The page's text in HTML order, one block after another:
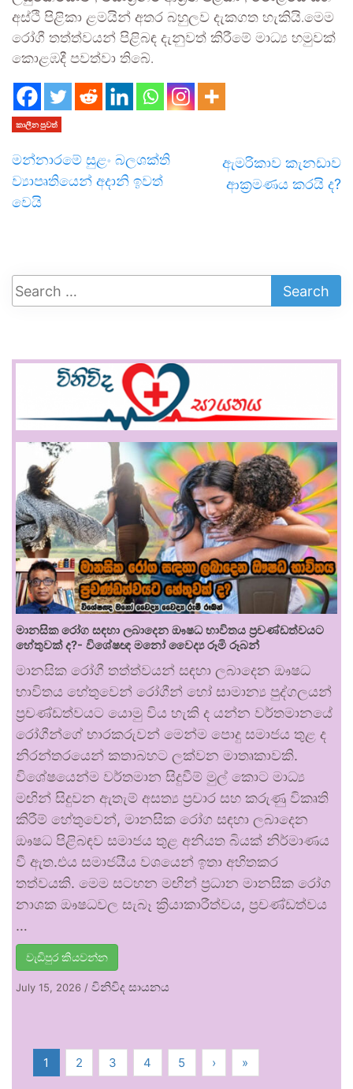
අස්ථි පිළිකා ළමයින් අතර බහුලව දැකගත හැකියි.මෙම
රෝගී තත්ත්වයන් පිළිබඳ දැනුවත් කිරීමේ මාධ්‍ය හමුවක්
කොළඹදී පවත්වා තිබේ.
කාලීන පුවත්
මන්නාරමේ සුළං බලශක්ති
ව්‍යාපෘතියෙන් අදානි ඉවත්
වෙයි
ඇමරිකාව කැනඩාව
ආක‍්‍රමණය කරයි ද?
මානසික රෝග සඳහා ලබාදෙන ඖෂධ භාවිතය ප්‍රචණ්ඩත්වයට
හේතුවක් ද?- විශේෂඥ මනෝ වෛද්‍ය රූමි රූබන්
මානසික රෝගී තත්ත්වයන් සඳහා ලබාදෙන ඖෂධ
භාවිතය හේතුවෙන් රෝගීන් හෝ සාමාන්‍ය පුද්ගලයන්
ප්‍රචණ්ඩත්වයට යොමු විය හැකි ද යන්න වර්තමානයේ
රෝගීන්ගේ භාරකරුවන් මෙන්ම පොදු සමාජය තුළ ද
නිරන්තරයෙන් කතාබහට ලක්වන මාතෘකාවකි.
විශේෂයෙන්ම වර්තමාන සිදුවීම් මුල් කොට මාධ්‍ය
මඟින් සිදුවන ඇතැම් අසත්‍ය ප්‍රචාර සහ කරුණු විකෘති
කිරීම් හේතුවෙන්, මානසික රෝග සඳහා ලබාදෙන
ඖෂධ පිළිබඳව සමාජය තුළ අනියත බියක් නිර්මාණය
වී ඇත.එය සමාජයීය වශයෙන් ඉතා අහිතකර
තත්වයකි. මෙම සටහන මඟින් ප්‍රධාන මානසික රෝග
නාශක ඖෂධවල සැබෑ ක්‍රියාකාරීත්වය, ප්‍රචණ්ඩත්වය
…
වැඩිපුර කියවන්න
July 15, 2026 / විනිවිද සායනය
1 2 3 4 5 › »